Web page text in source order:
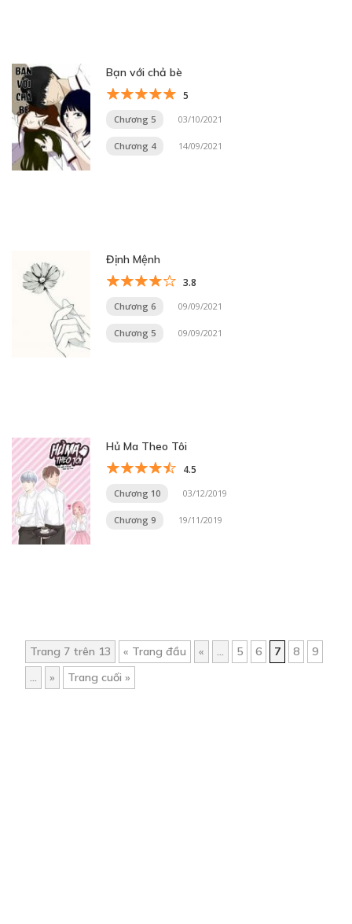
Bạn với chả bè
5
Chương 5 03/10/2021
Chương 4 14/09/2021
Định Mệnh
3.8
Chương 6 09/09/2021
Chương 5 09/09/2021
Hủ Ma Theo Tôi
4.5
Chương 10 03/12/2019
Chương 9 19/11/2019
Trang 7 trên 13 « Trang đầu « ... 5 6 7 8
9
...
» Trang cuối »